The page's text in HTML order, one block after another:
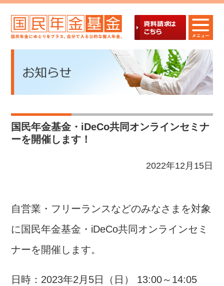
国民年金基金・iDeCo共同オンラインセミナ
ーを開催します！
2022年12月15日
自営業・フリーランスなどのみなさまを対象
に国民年金基金・ iDeCo共同オンラインセミ
ナーを開催します。
日時： 2023年2 月 5日（日） 13:00～ 14:05